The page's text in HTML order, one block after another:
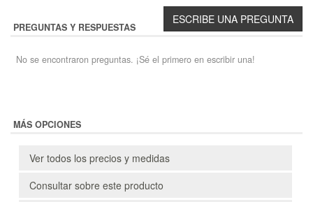
PREGUNTAS Y RESPUESTAS
No se encontraron preguntas. ¡Sé el primero en escribir una!
MÁS OPCIONES
Ver todos los precios y medidas
Consultar sobre este producto